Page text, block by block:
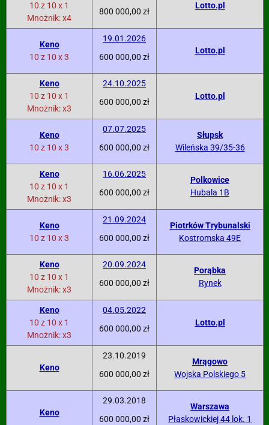
10 z 10 x 1
Mnożnik: x4
800 000,00 zł
Lotto.pl
Keno
10 z 10 x 3
19.01.2026
600 000,00 zł
Lotto.pl
Keno
10 z 10 x 1
Mnożnik: x3
24.10.2025
600 000,00 zł
Lotto.pl
Keno
10 z 10 x 3
07.07.2025
600 000,00 zł
Słupsk
Wileńska 39/35-36
Keno
10 z 10 x 1
Mnożnik: x3
16.06.2025
600 000,00 zł
Polkowice
Hubala 1B
Keno
10 z 10 x 3
21.09.2024
600 000,00 zł
Piotrków Trybunalski
Kostromska 49E
Keno
10 z 10 x 1
Mnożnik: x3
20.09.2024
600 000,00 zł
Porąbka
Rynek
Keno
10 z 10 x 1
Mnożnik: x3
04.05.2022
600 000,00 zł
Lotto.pl
Keno
23.10.2019
600 000,00 zł
Mrągowo
Wojska Polskiego 5
Keno
29.03.2018
600 000,00 zł
Warszawa
Płaskowickiej 44 lok. 1